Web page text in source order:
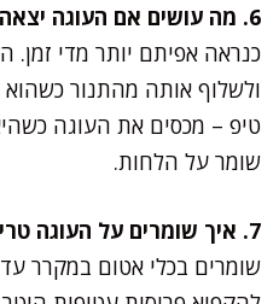
6. מה עושים אם העוגה יצאה יבשה?
כנראה אפיתם יותר מדי זמן.
ולשלוף אותה מהתנור כשהוא
טיפ – מכסים את העוגה
שומר על הלחות.
7. איך שומרים על העוגה טרייה?
שומרים בכלי אטום במקרר